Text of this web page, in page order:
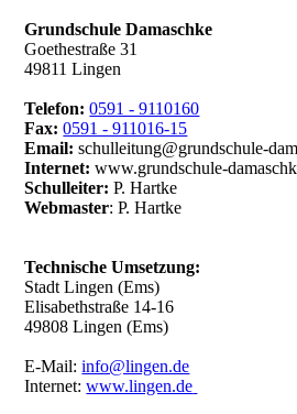
Grundschule Damaschke
Goethestraße 31
49811 Lingen
Telefon: 0591 - 9110160
Fax:0591 - 911016-15
Email: schulleitung@grundschule-
Internet: www.grundschule-
Schulleiter:P. Hartke
Webmaster: P. Hartke
Technische Umsetzung:
Stadt Lingen (Ems)
Elisabethstraße 14-16
49808 Lingen (Ems)
E-Mail:info@lingen.de
Internet:www.lingen.de